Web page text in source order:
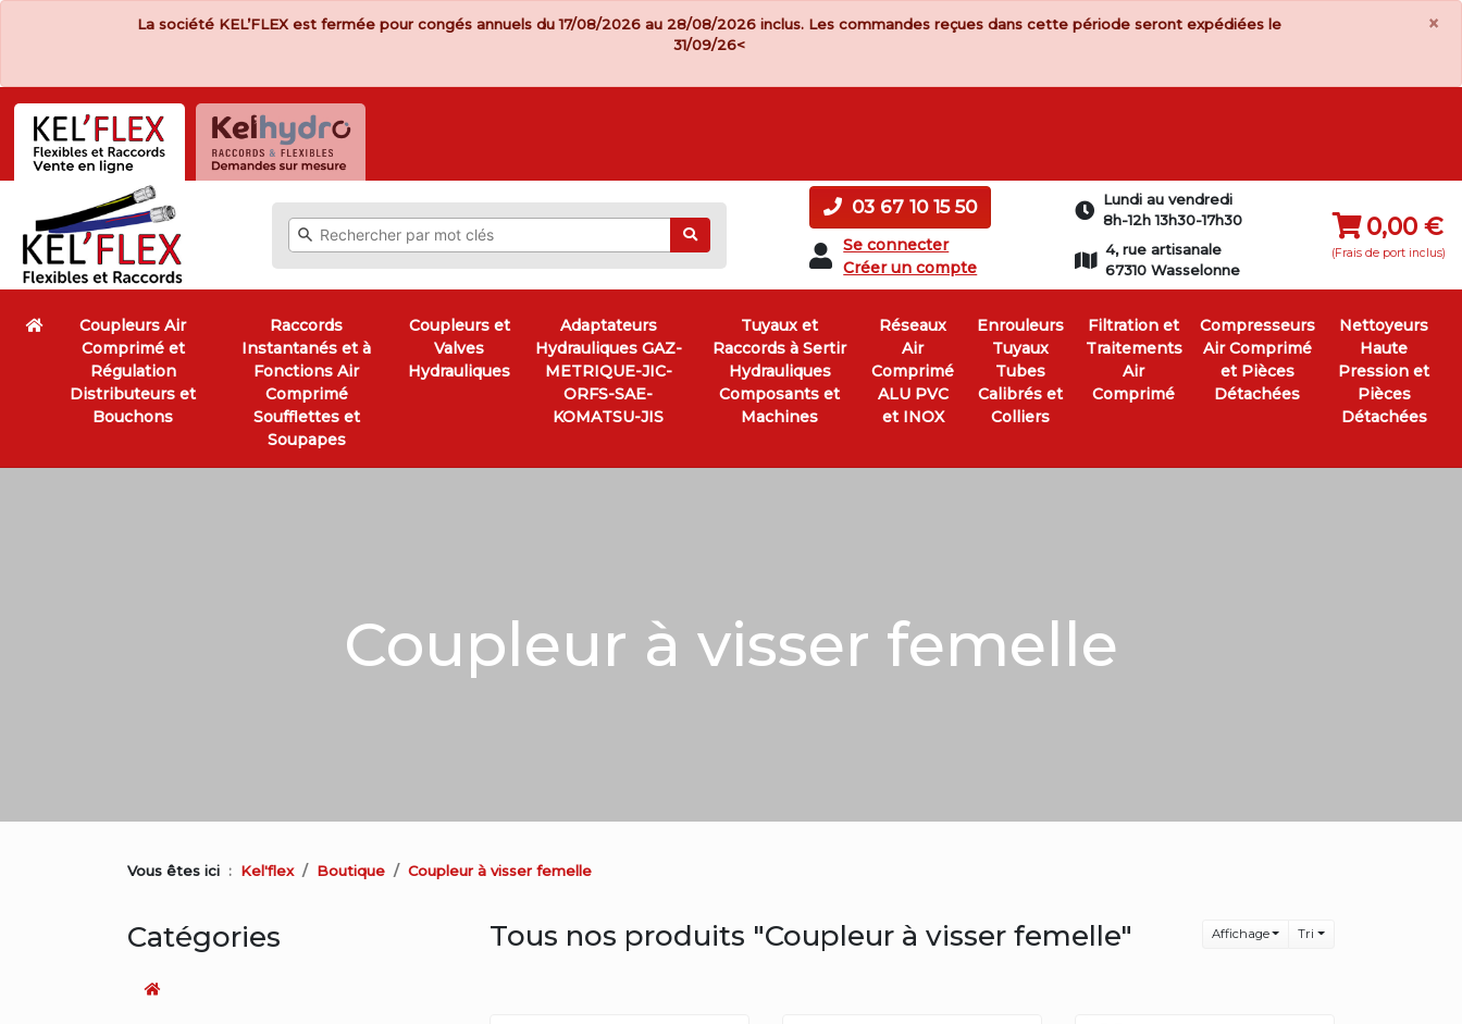
La société KEL’FLEX est fermée pour congés annuels du 17/08/2026 au 28/08/2026 inclus. Les commandes reçues dans cette période seront expédiées le
31/09/26<
×
Ok
03 67 10 15 50
Se connecter
Créer un compte
Lundi au vendredi
8h-12h 13h30-17h30
4, rue artisanale
67310 Wasselonne
0,00 €
(Frais de port inclus)
Coupleurs Air
Comprimé et
Régulation
Distributeurs et
Bouchons
Raccords
Instantanés et à
Fonctions Air
Comprimé
Soufflettes et
Soupapes
Coupleurs et
Valves
Hydrauliques
Adaptateurs
Hydrauliques GAZ-
METRIQUE-JIC-
ORFS-SAE-
KOMATSU-JIS
Tuyaux et
Raccords à Sertir
Hydrauliques
Composants et
Machines
Réseaux
Air
Comprimé
ALU PVC
et INOX
Enrouleurs
Tuyaux
Tubes
Calibrés et
Colliers
Filtration et
Traitements
Air
Comprimé
Compresseurs
Air Comprimé
et Pièces
Détachées
Nettoyeurs
Haute
Pression et
Pièces
Détachées
Coupleur à visser femelle
Vous êtes ici Kel'flex Boutique Coupleur à visser femelle
Tous nos produits "Coupleur à visser femelle" Affichage Tri
Catégories